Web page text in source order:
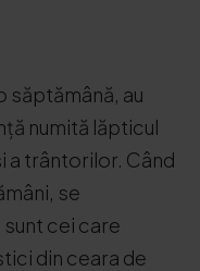
săptămână, au
numită lăpticul
a trântorilor. Când
se
cei care
din ceara de